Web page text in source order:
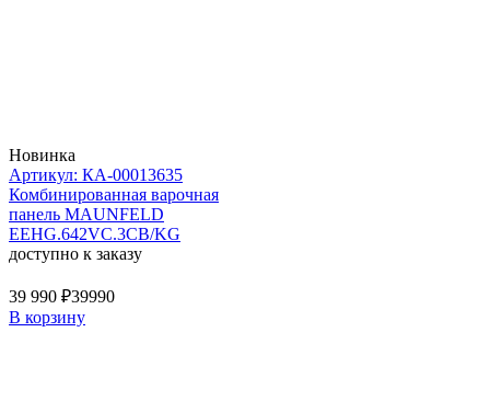
Новинка
Артикул: КА-00013635
Комбинированная варочная
панель MAUNFELD
EEHG.642VC.3CB/KG
доступно к заказу
39 990 ₽39990
В корзину